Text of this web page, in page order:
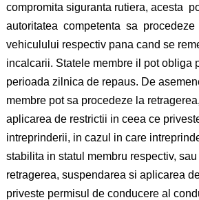
compromita siguranta rutiera, acesta
autoritatea competenta sa
vehiculului respectiv pana cand se
incalcarii. Statele membre il pot obliga
perioada zilnica de repaus. De
membre pot sa procedeze la
aplicarea de restrictii in ceea ce
intreprinderii, in cazul in care
stabilita in statul membru respectiv,
retragerea, suspendarea si aplicarea
priveste permisul de conducere al